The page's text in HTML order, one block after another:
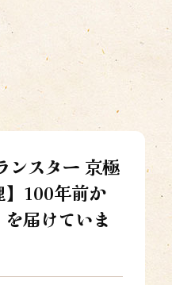
ンスター 京極
】100年前か
届けていま